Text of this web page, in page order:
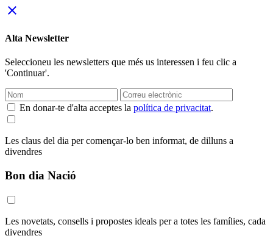
close
Alta Newsletter
Seleccioneu les newsletters que més us interessen i feu clic a
'Continuar'.
En donar-te d'alta acceptes la política de privacitat.
Les claus del dia per començar-lo ben informat, de dilluns a
divendres
Bon dia Nació
Les novetats, consells i propostes ideals per a totes les famílies, cada
divendres